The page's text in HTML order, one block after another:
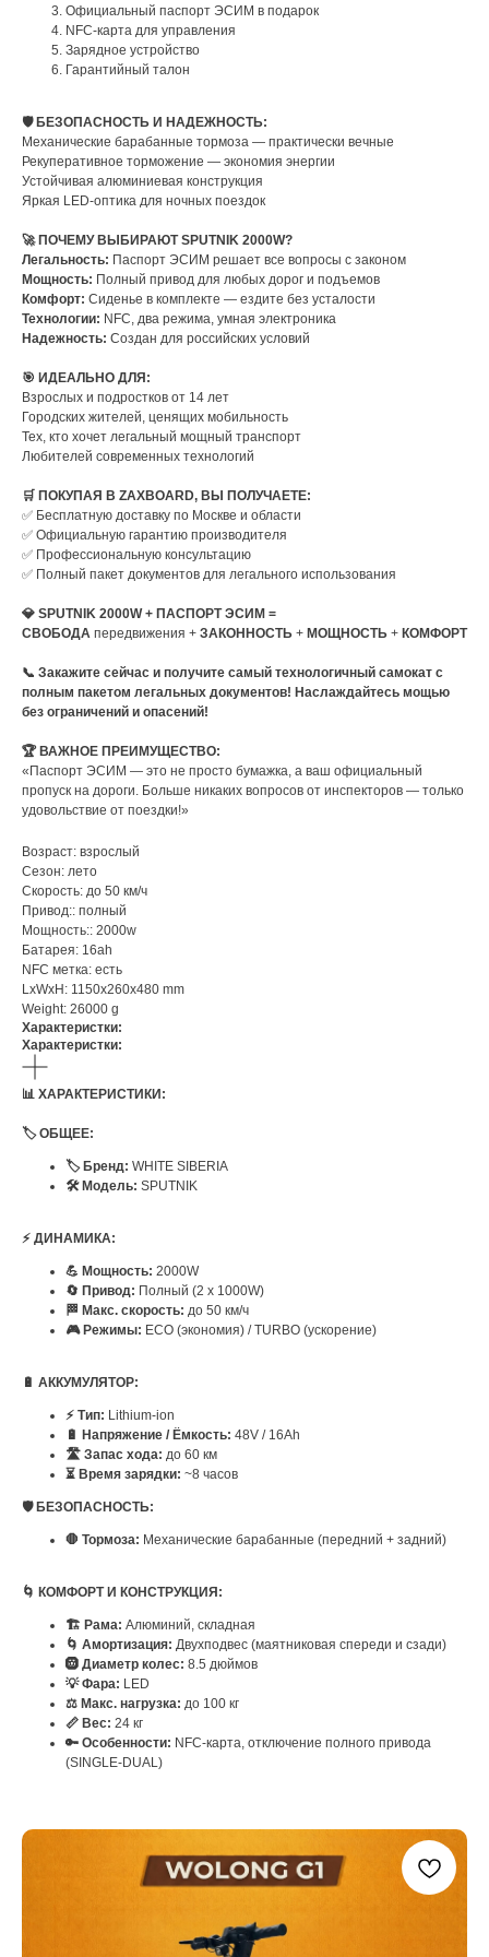
Официальный паспорт ЭСИМ в подарок
NFC-карта для управления
Зарядное устройство
Гарантийный талон
🛡️ БЕЗОПАСНОСТЬ И НАДЕЖНОСТЬ:
Механические барабанные тормоза — практически вечные
Рекуперативное торможение — экономия энергии
Устойчивая алюминиевая конструкция
Яркая LED-оптика для ночных поездок
🚀 ПОЧЕМУ ВЫБИРАЮТ SPUTNIK 2000W?
Легальность: Паспорт ЭСИМ решает все вопросы с законом
Мощность: Полный привод для любых дорог и подъемов
Комфорт: Сиденье в комплекте — ездите без усталости
Технологии: NFC, два режима, умная электроника
Надежность: Создан для российских условий
🎯 ИДЕАЛЬНО ДЛЯ:
Взрослых и подростков от 14 лет
Городских жителей, ценящих мобильность
Тех, кто хочет легальный мощный транспорт
Любителей современных технологий
🛒 ПОКУПАЯ В ZAXBOARD, ВЫ ПОЛУЧАЕТЕ:
✅ Бесплатную доставку по Москве и области
✅ Официальную гарантию производителя
✅ Профессиональную консультацию
✅ Полный пакет документов для легального использования
💎 SPUTNIK 2000W + ПАСПОРТ ЭСИМ =
СВОБОДА передвижения + ЗАКОННОСТЬ + МОЩНОСТЬ + КОМФОРТ
📞 Закажите сейчас и получите самый технологичный самокат с
полным пакетом легальных документов! Наслаждайтесь мощью
без ограничений и опасений!
🏆 ВАЖНОЕ ПРЕИМУЩЕСТВО:
«Паспорт ЭСИМ — это не просто бумажка, а ваш официальный
пропуск на дороги. Больше никаких вопросов от инспекторов — только
удовольствие от поездки!»
Возраст: взрослый
Сезон: лето
Скорость: до 50 км/ч
Привод:: полный
Мощность:: 2000w
Батарея: 16ah
NFC метка: есть
LxWxH: 1150x260x480 mm
Weight: 26000 g
Характеристки:
Характеристки:
📊 ХАРАКТЕРИСТИКИ:
🏷️ ОБЩЕЕ:
🏷️ Бренд: WHITE SIBERIA
🛠️ Модель: SPUTNIK
⚡ ДИНАМИКА:
💪 Мощность: 2000W
🔄 Привод: Полный (2 х 1000W)
🏁 Макс. скорость: до 50 км/ч
🎮 Режимы: ECO (экономия) / TURBO (ускорение)
🔋 АККУМУЛЯТОР:
⚡ Тип: Lithium-ion
🔋 Напряжение / Ёмкость: 48V / 16Ah
🛣️ Запас хода: до 60 км
⏳ Время зарядки: ~8 часов
🛡️ БЕЗОПАСНОСТЬ:
🛑 Тормоза: Механические барабанные (передний + задний)
🌀 КОМФОРТ И КОНСТРУКЦИЯ:
🏗️ Рама: Алюминий, складная
🌀 Амортизация: Двухподвес (маятниковая спереди и сзади)
🛞 Диаметр колес: 8.5 дюймов
💡 Фара: LED
⚖️ Макс. нагрузка: до 100 кг
📏 Вес: 24 кг
🔑 Особенности: NFC-карта, отключение полного привода
(SINGLE-DUAL)